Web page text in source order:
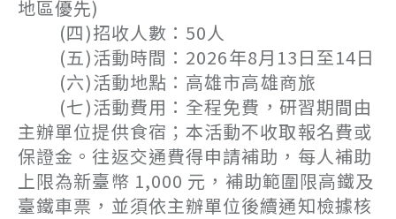
地區優先)
(四)招收人數：50人
(五)活動時間：2026年8月13日至14日
(六)活動地點：高雄市高雄商旅
(七)活動費用：全程免費，研習期間由
主辦單位提供食宿；本活動不收取報名費或
保證金。往返交通費得申請補助，每人補助
上限為新臺幣 1,000 元，補助範圍限高鐵及
臺鐵車票，並須依主辦單位後續通知檢據核